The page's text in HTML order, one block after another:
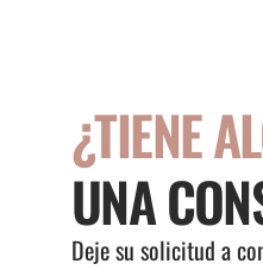
¿TIENE
UNA
Deje su solicitud a